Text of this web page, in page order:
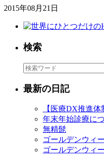
2015年08月21日
検索
最新の日記
【医療DX推進体
年末年始診療に
無精髭
ゴールデンウィ
ゴールデンウィ